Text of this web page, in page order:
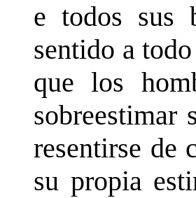
e todos sus
sentido a
que los
sobreestimar
resentirse de
su propia